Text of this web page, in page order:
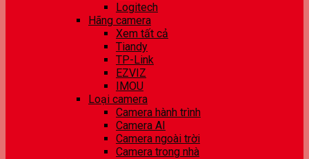
Logitech
Hãng camera
Xem tất cả
Tiandy
TP-Link
EZVIZ
IMOU
Loại camera
Camera hành trình
Camera AI
Camera ngoài trời
Camera trong nhà